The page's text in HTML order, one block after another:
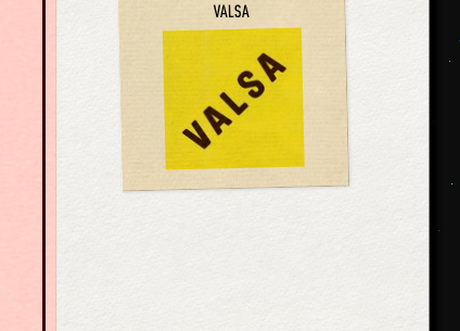
VALSA